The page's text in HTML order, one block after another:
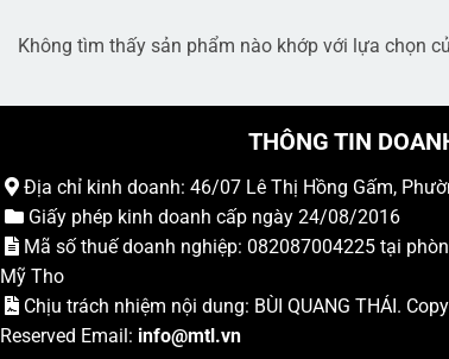
Không tìm thấy sản phẩm nào khớp với lựa chọn
THÔNG TIN
Địa chỉ kinh doanh: 46/07 Lê Thị Hồng Gấm,
Giấy phép kinh doanh cấp ngày 24/08/2016
Mã số thuế doanh nghiệp: 082087004225 tại
Mỹ Tho
Chịu trách nhiệm nội dung: BÙI QUANG THÁI.
Reserved Email: info@mtl.vn